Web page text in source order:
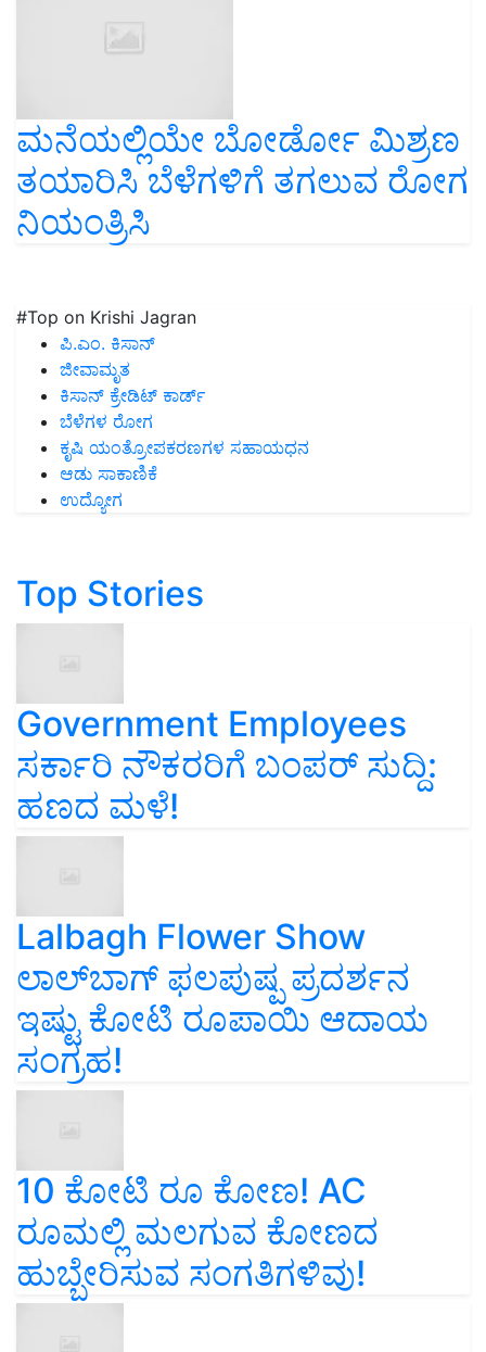
ಮನೆಯಲ್ಲಿಯೇ ಬೋರ್ಡೋ ಮಿಶ್ರಣ
ತಯಾರಿಸಿ ಬೆಳೆಗಳಿಗೆ ತಗಲುವ ರೋಗ
ನಿಯಂತ್ರಿಸಿ
#Top on Krishi Jagran
ಪಿ.ಎಂ. ಕಿಸಾನ್
ಜೀವಾಮೃತ
ಕಿಸಾನ್ ಕ್ರೇಡಿಟ್ ಕಾರ್ಡ್
ಬೆಳೆಗಳ ರೋಗ
ಕೃಷಿ ಯಂತ್ರೋಪಕರಣಗಳ ಸಹಾಯಧನ
ಆಡು ಸಾಕಾಣಿಕೆ
ಉದ್ಯೋಗ
Top Stories
Government Employees
ಸರ್ಕಾರಿ ನೌಕರರಿಗೆ ಬಂಪರ್‌ ಸುದ್ದಿ:
ಹಣದ ಮಳೆ!
Lalbagh Flower Show
ಲಾಲ್‌ಬಾಗ್ ಫಲಪುಷ್ಪ ಪ್ರದರ್ಶನ
ಇಷ್ಟು ಕೋಟಿ ರೂಪಾಯಿ ಆದಾಯ
ಸಂಗ್ರಹ!
10 ಕೋಟಿ ರೂ ಕೋಣ! AC
ರೂಮಲ್ಲಿ ಮಲಗುವ ಕೋಣದ
ಹುಬ್ಬೇರಿಸುವ ಸಂಗತಿಗಳಿವು!